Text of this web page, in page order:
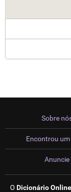
Sobre
Encontrou um
Anuncie
O Dicionário